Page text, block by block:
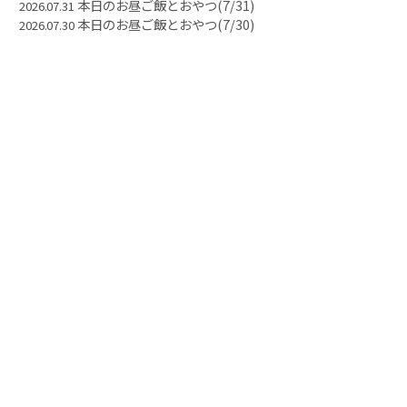
2026.07.31 本日のお昼ご飯とおやつ(7/31)
2026.07.30本日のお昼ご飯とおやつ(7/30)